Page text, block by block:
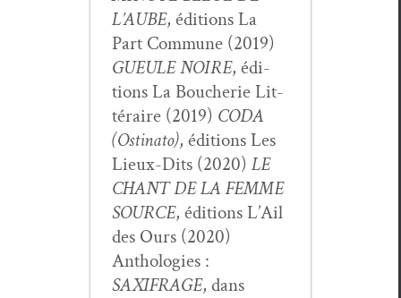
L’AUBE, édi­tions La
Part Com­mune (2019)
GUEULE NOIRE, édi­
tions La Boucherie Lit­
téraire (2019) CODA
(Osti­na­to), édi­tions Les
Lieux-Dits (2020) LE
CHANT DE LA FEMME
SOURCE, édi­tions L’Ail
des Ours (2020)
Antholo­gies :
SAXIFRAGE, dans